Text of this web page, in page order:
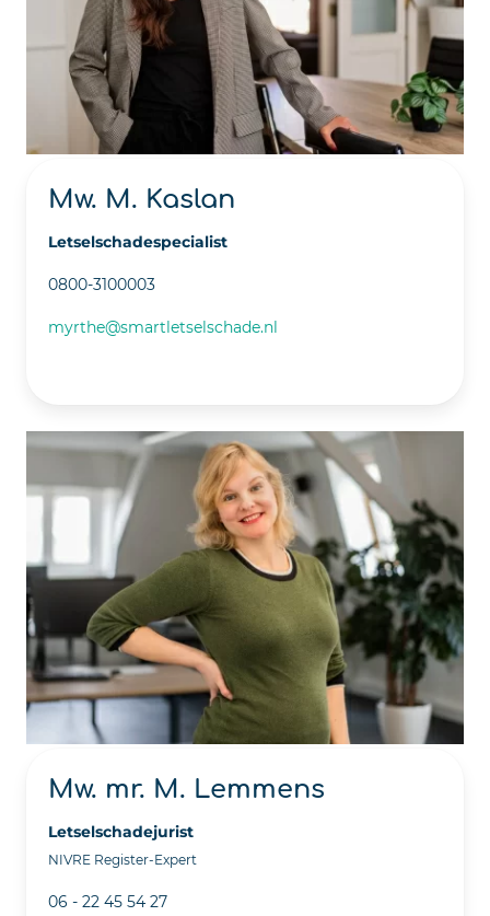
Mw. M. Kaslan
Letselschadespecialist
0800-3100003
myrthe@smartletselschade.nl
Mw. mr. M. Lemmens
Letselschadejurist
NIVRE Register-Expert
06 - 22 45 54 27